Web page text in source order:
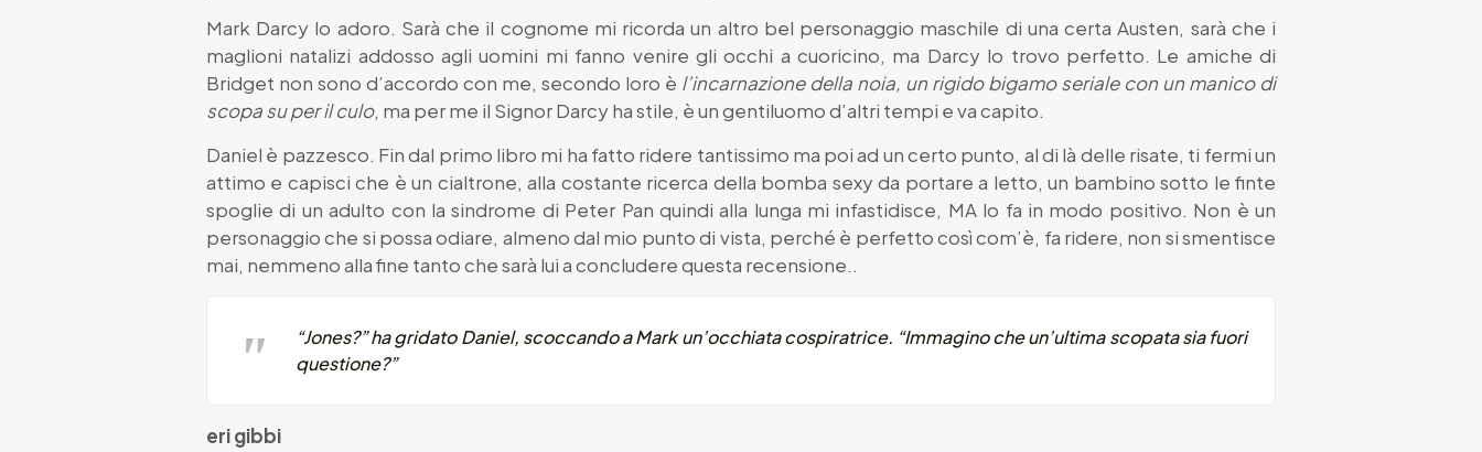
Mark Darcy lo adoro. Sarà che il cognome mi ricorda un altro bel personaggio maschile di una certa Austen, sarà che i
maglioni natalizi addosso agli uomini mi fanno venire gli occhi a cuoricino, ma Darcy lo trovo perfetto. Le amiche di
Bridget non sono d’accordo con me, secondo loro è l’incarnazione della noia, un rigido bigamo seriale con un manico di
scopa su per il culo, ma per me il Signor Darcy ha stile, è un gentiluomo d’altri tempi e va capito.
Daniel è pazzesco. Fin dal primo libro mi ha fatto ridere tantissimo ma poi ad un certo punto, al di là delle risate, ti fermi un
attimo e capisci che è un cialtrone, alla costante ricerca della bomba sexy da portare a letto, un bambino sotto le finte
spoglie di un adulto con la sindrome di Peter Pan quindi alla lunga mi infastidisce, MA lo fa in modo positivo. Non è un
personaggio che si possa odiare, almeno dal mio punto di vista, perché è perfetto così com’è, fa ridere, non si smentisce
mai, nemmeno alla fine tanto che sarà lui a concludere questa recensione..
“Jones?” ha gridato Daniel, scoccando a Mark un’occhiata cospiratrice. “Immagino che un’ultima scopata sia fuori
questione?”
eri gibbi